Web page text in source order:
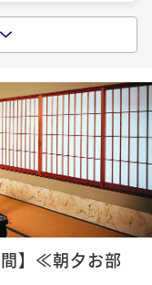
《朝夕部屋食》
プラン
で最大7％OFF
¥63,800~
2名 ¥ 59,334 ~
特別会席」プ
間】≪朝夕お部